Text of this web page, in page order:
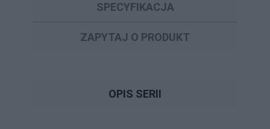
SPECYFIKACJA
ZAPYTAJ O PRODUKT
OPIS SERII